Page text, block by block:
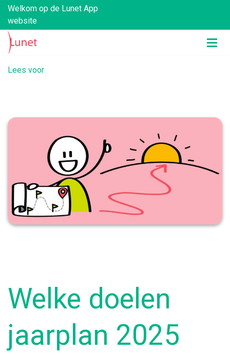
Welkom op de Lunet App
website
Lees voor
Welke doelen
jaarplan 2025